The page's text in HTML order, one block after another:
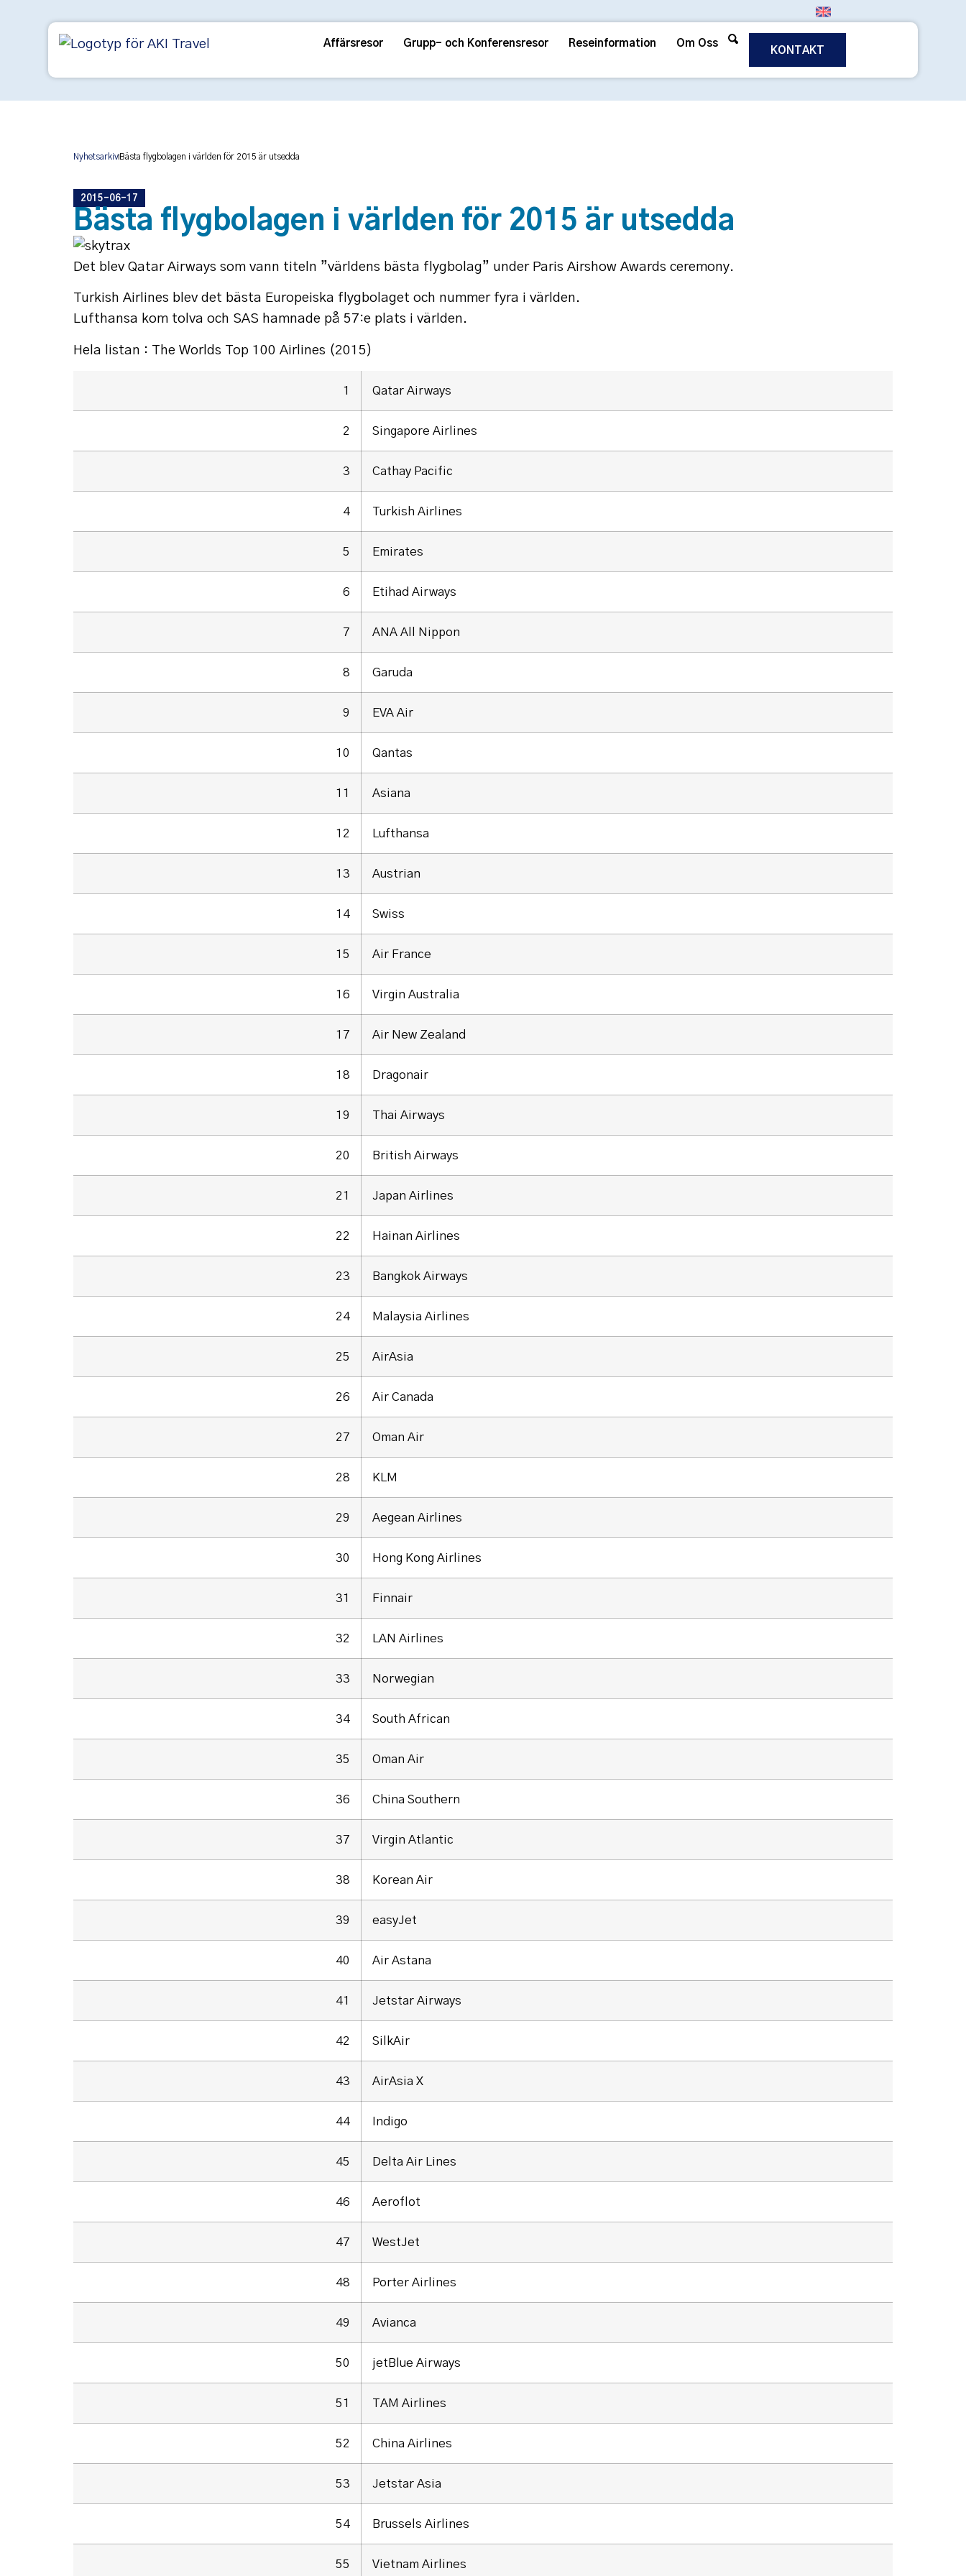
Affärsresor Grupp- och Konferensresor Reseinformation Om Oss
KONTAKT
Nyhetsarkiv Bästa flygbolagen i världen för 2015 är utsedda
2015-06-17
Bästa flygbolagen i världen för 2015 är utsedda
Det blev Qatar Airways som vann titeln ”världens bästa flygbolag” under Paris Airshow Awards ceremony.
Turkish Airlines blev det bästa Europeiska flygbolaget och nummer fyra i världen.
Lufthansa kom tolva och SAS hamnade på 57:e plats i världen.
Hela listan : The Worlds Top 100 Airlines (2015)
1 Qatar Airways
2 Singapore Airlines
3 Cathay Pacific
4 Turkish Airlines
5 Emirates
6 Etihad Airways
7 ANA All Nippon
8 Garuda
9 EVA Air
10 Qantas
11 Asiana
12 Lufthansa
13 Austrian
14 Swiss
15 Air France
16 Virgin Australia
17 Air New Zealand
18 Dragonair
19 Thai Airways
20 British Airways
21 Japan Airlines
22 Hainan Airlines
23 Bangkok Airways
24 Malaysia Airlines
25 AirAsia
26 Air Canada
27 Oman Air
28 KLM
29 Aegean Airlines
30 Hong Kong Airlines
31 Finnair
32 LAN Airlines
33 Norwegian
34 South African
35 Oman Air
36 China Southern
37 Virgin Atlantic
38 Korean Air
39 easyJet
40 Air Astana
41 Jetstar Airways
42 SilkAir
43 AirAsia X
44 Indigo
45 Delta Air Lines
46 Aeroflot
47 WestJet
48 Porter Airlines
49 Avianca
50 jetBlue Airways
51 TAM Airlines
52 China Airlines
53 Jetstar Asia
54 Brussels Airlines
55 Vietnam Airlines